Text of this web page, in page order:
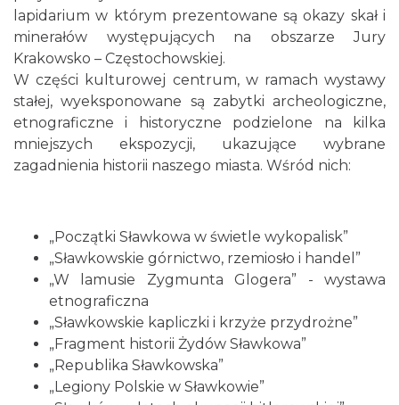
lapidarium w którym prezentowane są okazy skał i
minerałów występujących na obszarze Jury
Krakowsko – Częstochowskiej.
W części kulturowej centrum, w ramach wystawy
stałej, wyeksponowane są zabytki archeologiczne,
etnograficzne i historyczne podzielone na kilka
mniejszych ekspozycji, ukazujące wybrane
zagadnienia historii naszego miasta. Wśród nich:
„Początki Sławkowa w świetle wykopalisk”
„Sławkowskie górnictwo, rzemiosło i handel”
„W lamusie Zygmunta Glogera” - wystawa
etnograficzna
„Sławkowskie kapliczki i krzyże przydrożne”
„Fragment historii Żydów Sławkowa”
„Republika Sławkowska”
„Legiony Polskie w Sławkowie”